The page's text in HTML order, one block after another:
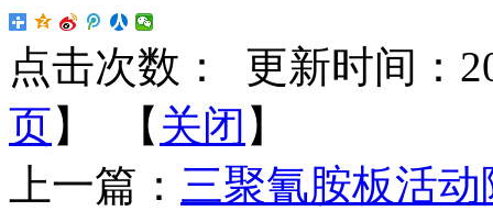
点击次数：
更新时间：
页】 【 关闭 】
上一篇： 三聚氰胺板活